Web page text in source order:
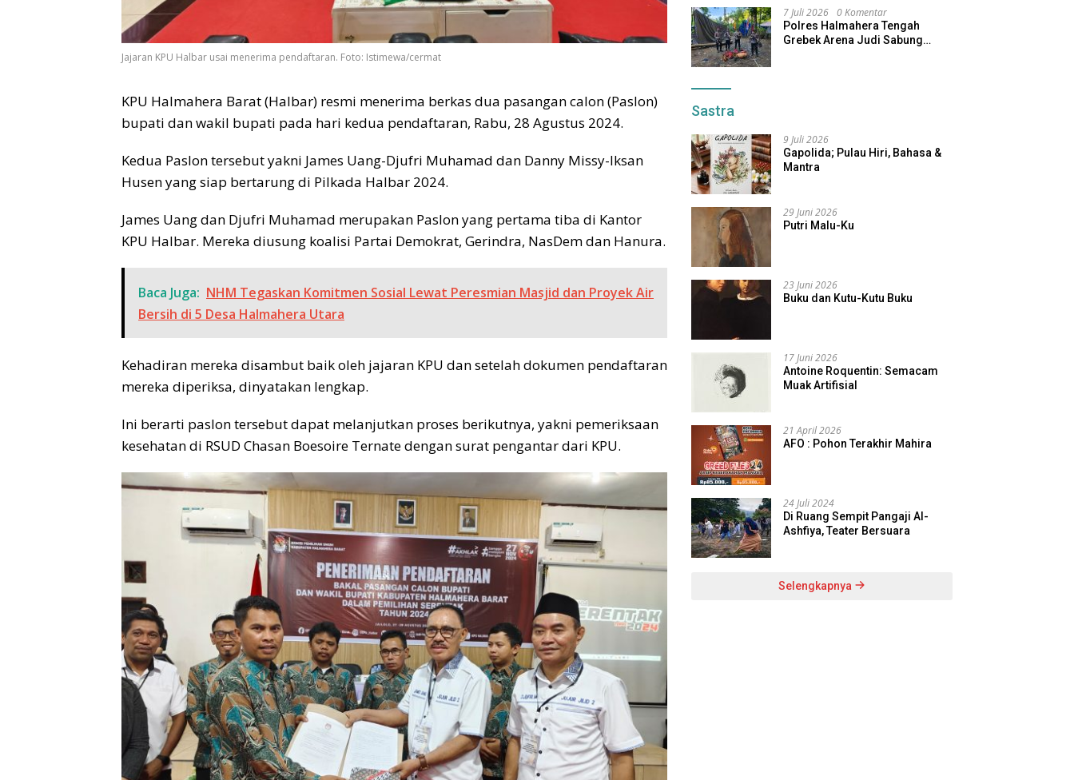
Jajaran KPU Halbar usai menerima pendaftaran. Foto: Istimewa/cermat
KPU Halmahera Barat (Halbar) resmi menerima berkas dua pasangan calon (Paslon)
bupati dan wakil bupati pada hari kedua pendaftaran, Rabu, 28 Agustus 2024.
Kedua Paslon tersebut yakni James Uang-Djufri Muhamad dan Danny Missy-Iksan
Husen yang siap bertarung di Pilkada Halbar 2024.
James Uang dan Djufri Muhamad merupakan Paslon yang pertama tiba di Kantor
KPU Halbar. Mereka diusung koalisi Partai Demokrat, Gerindra, NasDem dan Hanura.
Baca Juga: NHM Tegaskan Komitmen Sosial Lewat Peresmian Masjid dan Proyek Air
Bersih di 5 Desa Halmahera Utara
Kehadiran mereka disambut baik oleh jajaran KPU dan setelah dokumen pendaftaran
mereka diperiksa, dinyatakan lengkap.
Ini berarti paslon tersebut dapat melanjutkan proses berikutnya, yakni pemeriksaan
kesehatan di RSUD Chasan Boesoire Ternate dengan surat pengantar dari KPU.
7 Juli 2026 0 Komentar
Polres Halmahera Tengah
Grebek Arena Judi Sabung
Sastra
9 Juli 2026
Gapolida; Pulau Hiri, Bahasa &
Mantra
29 Juni 2026
Putri Malu-Ku
23 Juni 2026
Buku dan Kutu-Kutu Buku
17 Juni 2026
Antoine Roquentin: Semacam
Muak Artifisial
21 April 2026
AFO : Pohon Terakhir Mahira
24 Juli 2024
Di Ruang Sempit Pangaji Al-
Ashfiya, Teater Bersuara
Selengkapnya